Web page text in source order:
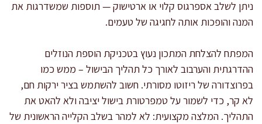
ניתן לשלב אספרגוס קלוי או ארטישוק — תוספות שמשדרגות את
המנה והופכות אותה לחגיגה של טעמים.
המפתח להצלחת המתכון נעוץ בטכניקת הוספת הנוזלים
ההדרגתית והערבוב לאורך כל תהליך הבישול – ממש כמו
בפרוצדורה של ריזוטו מסורתי. חשוב להשתמש בציר ירקות חם,
לא קר, כדי לשמור על טמפרטורת בישול יציבה ולא להאט את
התהליך. המלצה מקצועית: לא למהר בשלב הקלייה הראשונית של